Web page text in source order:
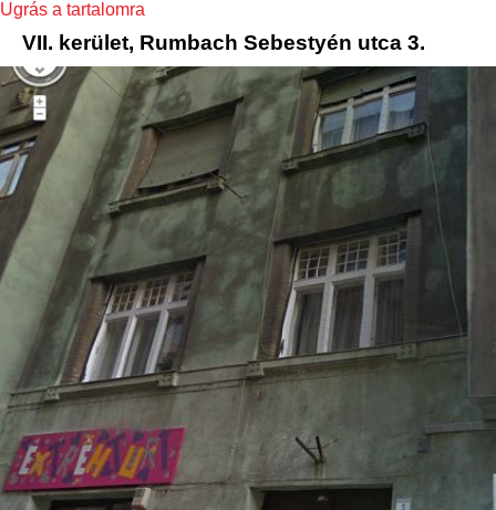
Ugrás a tartalomra
VII. kerület, Rumbach Sebestyén utca 3.